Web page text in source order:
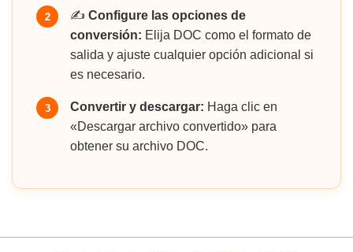
2 ✍️ Configure las opciones de
conversión: Elija DOC como el formato de
salida y ajuste cualquier opción adicional si
es necesario.
3 Convertir y descargar: Haga clic en
«Descargar archivo convertido» para
obtener su archivo DOC.